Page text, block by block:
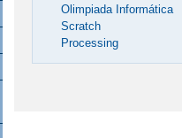
Olimpiada Informática
Scratch
Processing